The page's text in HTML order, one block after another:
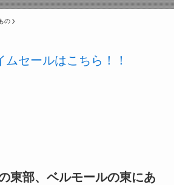
の
セールはこちら！！
東部、ベルモールの東にあ